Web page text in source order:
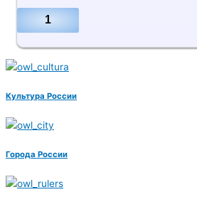
1
Культура России
Города России